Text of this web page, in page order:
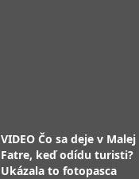
VIDEO Čo sa deje v Malej
Fatre, keď odídu turisti?
Ukázala to fotopasca